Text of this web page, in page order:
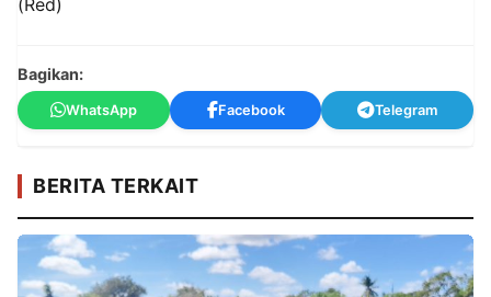
Bagikan:
WhatsApp Facebook Telegram
BERITA TERKAIT